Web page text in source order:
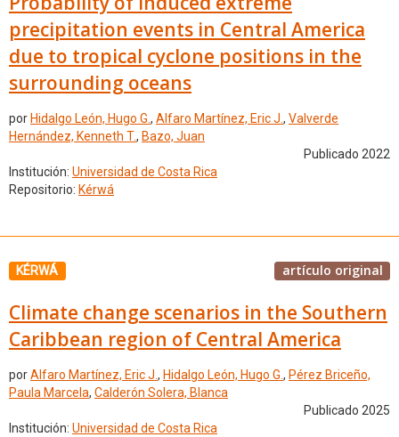
precipitation events in Central America
due to tropical cyclone positions in the
surrounding oceans
por Hidalgo León, Hugo G., Alfaro Martínez, Eric J., Valverde
Hernández, Kenneth T., Bazo, Juan
Publicado 2022
Institución: Universidad de Costa Rica
Repositorio: Kérwá
KÉRWÁ artículo original
Climate change scenarios in the Southern
Caribbean region of Central America
porAlfaro Martínez, Eric J., Hidalgo León, Hugo G., Pérez Briceño,
Paula Marcela, Calderón Solera, Blanca
Publicado 2025
Institución: Universidad de Costa Rica